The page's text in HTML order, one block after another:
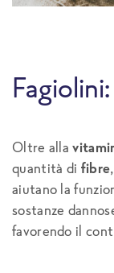
Oltre alla
quantità di fibre
aiutano la
sostanze
favorendo il